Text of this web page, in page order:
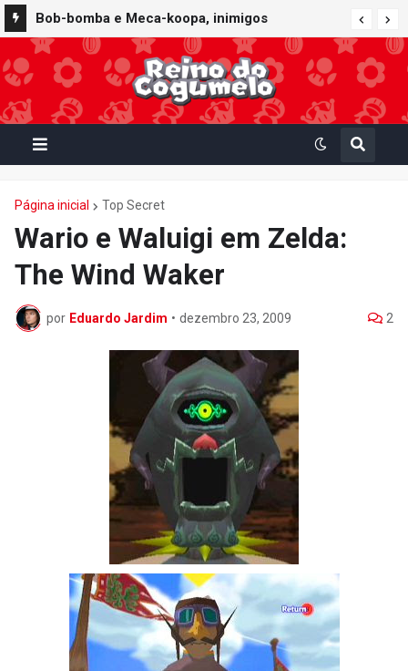
Bob-bomba e Meca-koopa, inimigos
"mecânicos" de Super Mario, viram brinquedos
de corda no Super Nintendo World
Página inicial Top Secret
Wario e Waluigi em Zelda:
The Wind Waker
por Eduardo Jardim • dezembro 23, 2009 2